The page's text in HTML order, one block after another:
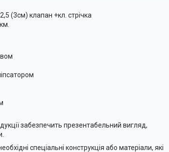
(3см) клапан +кл. стрічка
забезпечить презентабельний вигляд,
спеціальні конструкція або матеріали, які